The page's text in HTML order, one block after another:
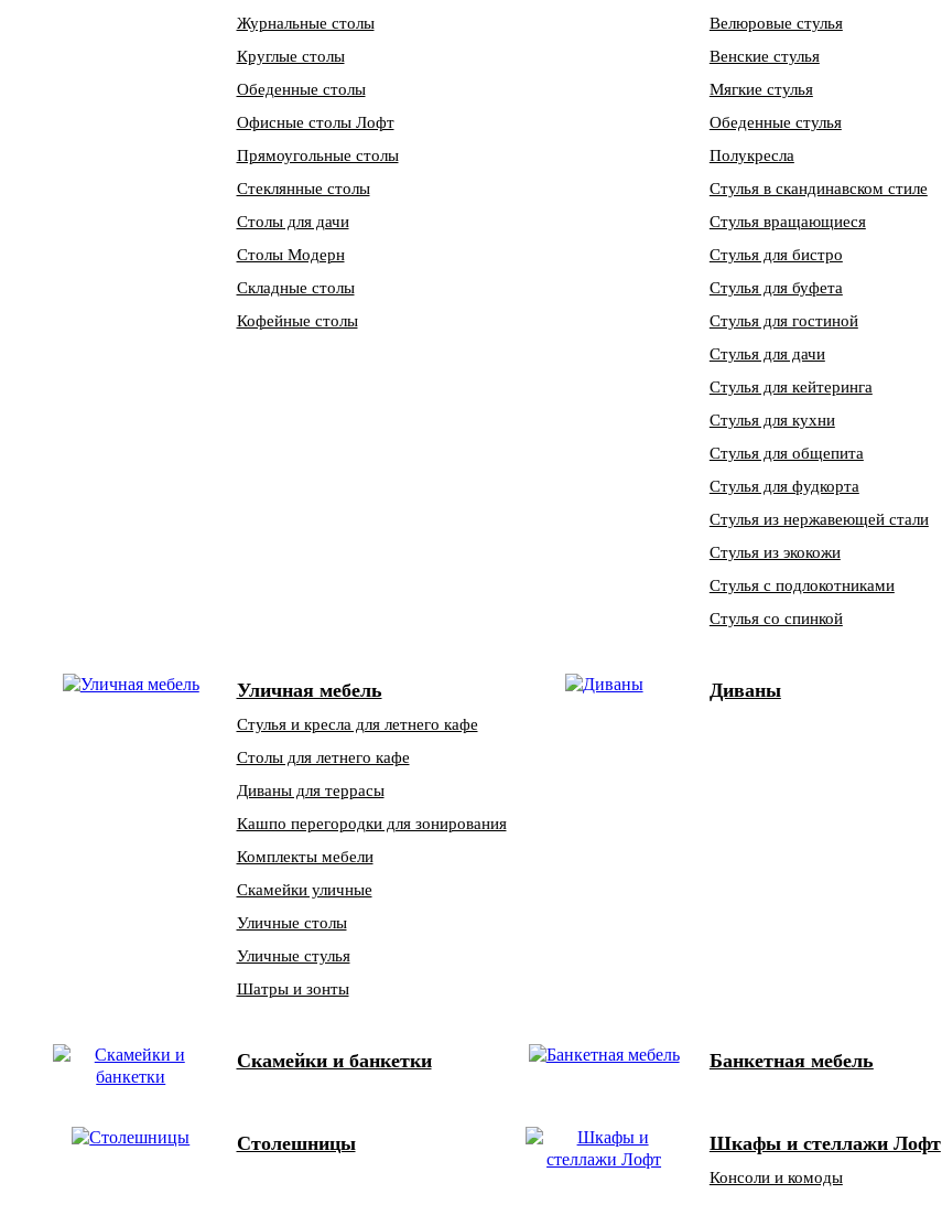
Журнальные столы
Круглые столы
Обеденные столы
Офисные столы Лофт
Прямоугольные столы
Стеклянные столы
Столы для дачи
Столы Модерн
Складные столы
Кофейные столы
Велюровые стулья
Венские стулья
Мягкие стулья
Обеденные стулья
Полукресла
Стулья в скандинавском стиле
Стулья вращающиеся
Стулья для бистро
Стулья для буфета
Стулья для гостиной
Стулья для дачи
Стулья для кейтеринга
Стулья для кухни
Стулья для общепита
Стулья для фудкорта
Стулья из нержавеющей стали
Стулья из экокожи
Стулья с подлокотниками
Стулья со спинкой
Уличная мебель
Стулья и кресла для летнего кафе
Столы для летнего кафе
Диваны для террасы
Кашпо перегородки для зонирования
Комплекты мебели
Скамейки уличные
Уличные столы
Уличные стулья
Шатры и зонты
Диваны
Скамейки и банкетки Банкетная мебель
Столешницы Шкафы и стеллажи Лофт
Консоли и комоды